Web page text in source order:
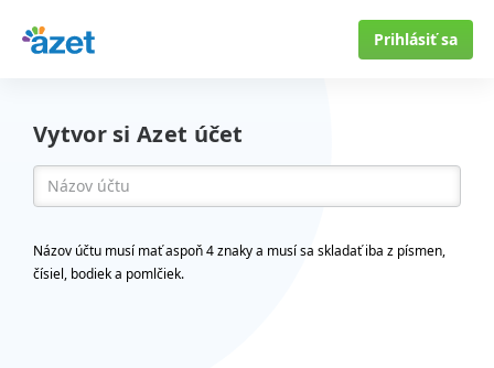
Prihlásiť sa
Vytvor si Azet účet
Názov účtu musí mať aspoň 4 znaky a musí sa skladať iba z písmen,
čísiel, bodiek a pomlčiek.